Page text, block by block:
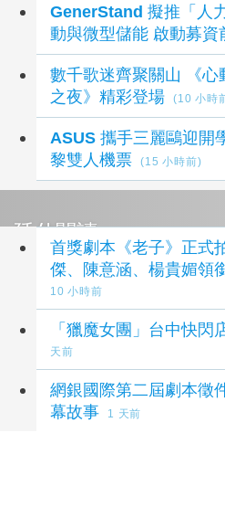
GenerStand 擬推「人
動與微型儲能 啟動募資
數千歌迷齊聚關山 《心動拾光－歲月經典抒情
之夜》精彩登場
(10 小時
ASUS 攜手三麗鷗迎
黎雙人機票
(15 小時前)
延伸閱讀
首獎劇本《老子》正式
傑、陳意涵、楊貴媚
10 小時前
「獵魔女團」台中快
天前
網銀國際第二屆劇本
幕故事
1 天前